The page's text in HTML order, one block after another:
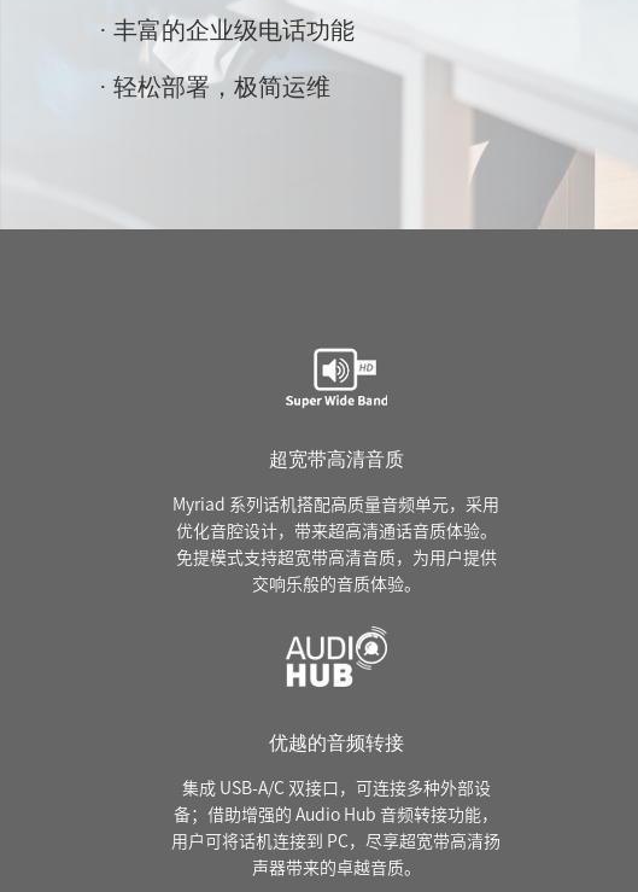
· 丰富的企业级电话功能
· 轻松部署，极简运维
超宽带高清音质
Myriad 系列话机搭配高质量音频单元，采用
优化音腔设计，带来超高清通话音质体验。
免提模式支持超宽带高清音质，为用户提供
交响乐般的音质体验。
优越的音频转接
集成 USB-A/C 双接口，可连接多种外部设
备；借助增强的 Audio Hub 音频转接功能，
用户可将话机连接到 PC，尽享超宽带高清扬
声器带来的卓越音质。